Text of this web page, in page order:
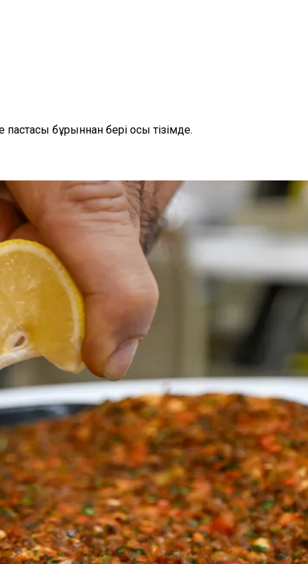
бұрыннан бері осы тізімде.